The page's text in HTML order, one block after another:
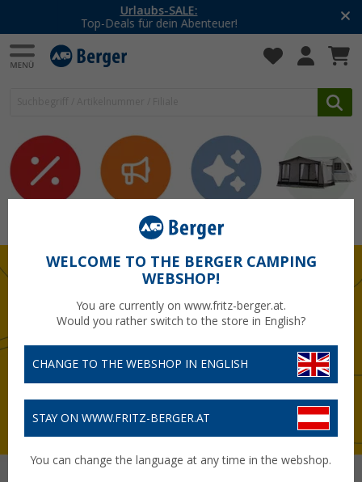
-20% auf Kleidung und Schuhe
Mit dem Aktionscode20SSV
Neuheiten Themen
WELCOME TO THE BERGER CAMPING
WEBSHOP!
You are currently on www.fritz-berger.at.
Would you rather switch to the store in English?
CHANGE TO THE WEBSHOP IN ENGLISH
STAY ON WWW.FRITZ-BERGER.AT
You can change the language at any time in the webshop.